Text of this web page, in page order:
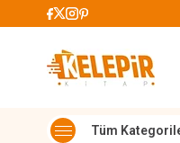
Kargo Ücretsiz